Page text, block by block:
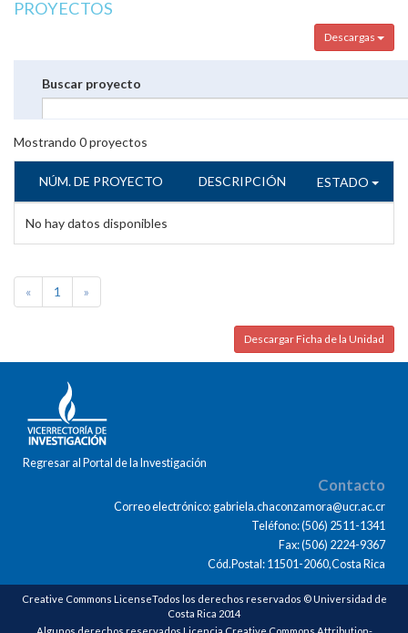
PROYECTOS
Descargas
Buscar proyecto
Mostrando 0proyectos
NÚM. DE PROYECTO DESCRIPCIÓN ESTADO
No hay datos disponibles
« 1 »
Descargar Ficha de la Unidad
Regresar al Portal de la Investigación
Contacto
Correo electrónico: gabriela.chaconzamora@ucr.ac.cr
Teléfono: (506) 2511-1341
Fax: (506) 2224-9367
Cód.Postal: 11501-2060,Costa Rica
Creative Commons LicenseTodos los derechos reservados © Universidad de
Costa Rica 2014